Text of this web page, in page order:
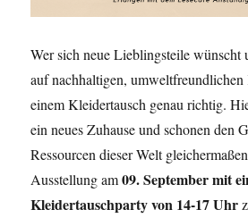
Wer sich neue Lieblingsteile wünscht
auf nachhaltigen,
einem Kleidertausch genau richtig.
ein neues Zuhause und schonen den
Ressourcen dieser Welt
Ausstellung am09. September mit
Kleidertauschparty von 14-17 Uhr